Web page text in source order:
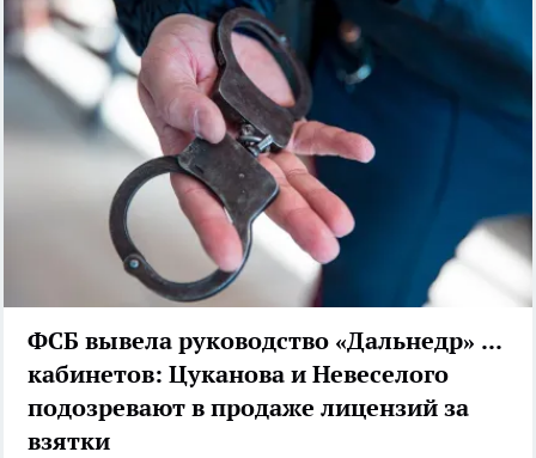
ФСБ вывела руководство «Дальнедр» из
кабинетов: Цуканова и Невеселого
подозревают в продаже лицензий за
взятки